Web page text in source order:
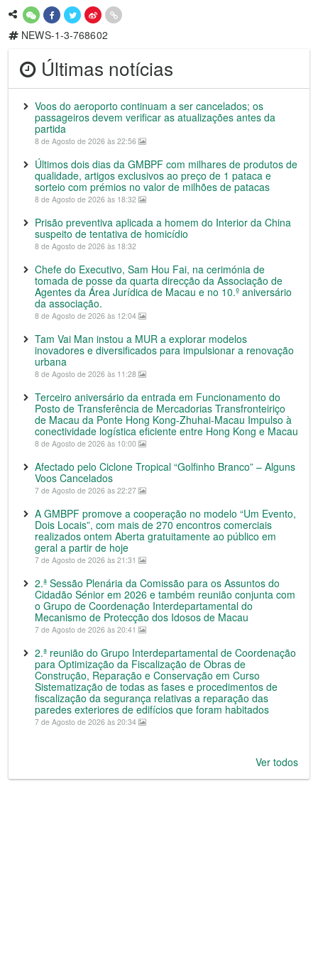
NEWS-1-3-768602
Últimas notícias
Voos do aeroporto continuam a ser cancelados; os
passageiros devem verificar as atualizações antes da
partida
8 de Agosto de 2026 às 22:56
Últimos dois dias da GMBPF com milhares de produtos de
qualidade, artigos exclusivos ao preço de 1 pataca e
sorteio com prémios no valor de milhões de patacas
8 de Agosto de 2026 às 18:32
Prisão preventiva aplicada a homem do Interior da China
suspeito de tentativa de homicídio
8 de Agosto de 2026 às 18:32
Chefe do Executivo, Sam Hou Fai, na cerimónia de
tomada de posse da quarta direcção da Associação de
Agentes da Área Jurídica de Macau e no 10.º aniversário
da associação.
8 de Agosto de 2026 às 12:04
Tam Vai Man instou a MUR a explorar modelos
inovadores e diversificados para impulsionar a renovação
urbana
8 de Agosto de 2026 às 11:28
Terceiro aniversário da entrada em Funcionamento do
Posto de Transferência de Mercadorias Transfronteiriço
de Macau da Ponte Hong Kong-Zhuhai-Macau Impulso à
conectividade logística eficiente entre Hong Kong e Macau
8 de Agosto de 2026 às 10:00
Afectado pelo Ciclone Tropical “Golfinho Branco” – Alguns
Voos Cancelados
7 de Agosto de 2026 às 22:27
A GMBPF promove a cooperação no modelo “Um Evento,
Dois Locais”, com mais de 270 encontros comerciais
realizados ontem Aberta gratuitamente ao público em
geral a partir de hoje
7 de Agosto de 2026 às 21:31
2.ª Sessão Plenária da Comissão para os Assuntos do
Cidadão Sénior em 2026 e também reunião conjunta com
o Grupo de Coordenação Interdepartamental do
Mecanismo de Protecção dos Idosos de Macau
7 de Agosto de 2026 às 20:41
2.ª reunião do Grupo Interdepartamental de Coordenação
para Optimização da Fiscalização de Obras de
Construção, Reparação e Conservação em Curso
Sistematização de todas as fases e procedimentos de
fiscalização da segurança relativas a reparação das
paredes exteriores de edifícios que foram habitados
7 de Agosto de 2026 às 20:34
Ver todos